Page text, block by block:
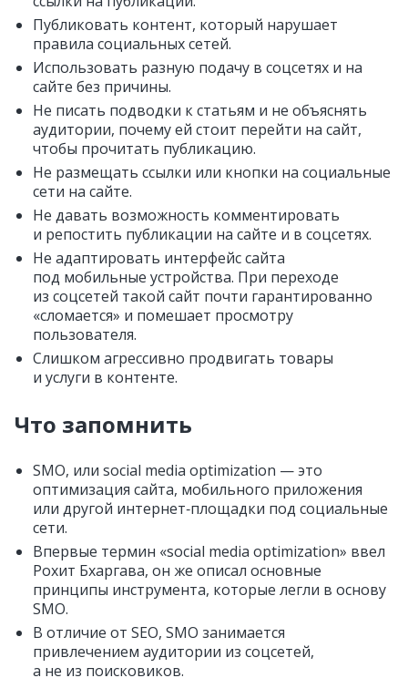
Публиковать контент, который нарушает
правила социальных сетей.
Использовать разную подачу в соцсетях и на
сайте без причины.
Не писать подводки к статьям и не объяснять
аудитории, почему ей стоит перейти на сайт,
чтобы прочитать публикацию.
Не размещать ссылки или кнопки на социальные
сети на сайте.
Не давать возможность комментировать
и репостить публикации на сайте и в соцсетях.
Не адаптировать интерфейс сайта
под мобильные устройства. При переходе
из соцсетей такой сайт почти гарантированно
«сломается» и помешает просмотру
пользователя.
Слишком агрессивно продвигать товары
и услуги в контенте.
Что запомнить
SMO, или social media optimization — это
оптимизация сайта, мобильного приложения
или другой интернет‑площадки под социальные
сети.
Впервые термин «social media optimization» ввел
Рохит Бхаргава, он же описал основные
принципы инструмента, которые легли в основу
SMO.
В отличие от SEO, SMO занимается
привлечением аудитории из соцсетей,
а не из поисковиков.